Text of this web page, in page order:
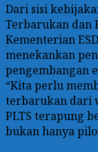
Dari sisi
Terbarukan dan
Kementerian
menekankan
pengembangan
“Kita perlu
terbarukan dari
PLTS terapung
bukan hanya